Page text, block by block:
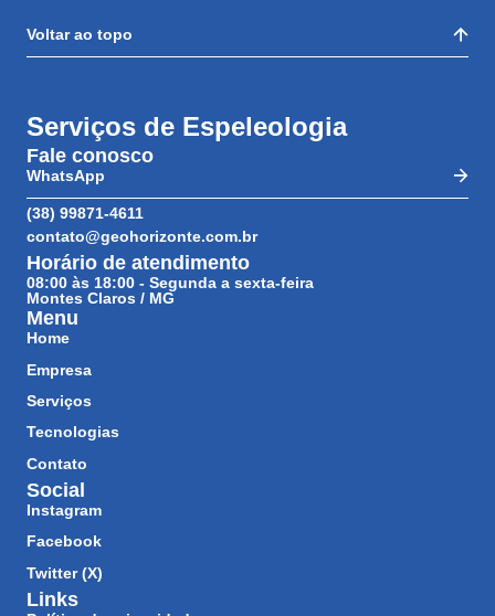
Voltar ao topo
Serviços de Espeleologia
Fale conosco
WhatsApp
(38) 99871-4611
contato@geohorizonte.com.br
Horário de atendimento
08:00 às 18:00 - Segunda a sexta-feira
Montes Claros / MG
Menu
Home
Empresa
Serviços
Tecnologias
Contato
Social
Instagram
Facebook
Twitter (X)
Links